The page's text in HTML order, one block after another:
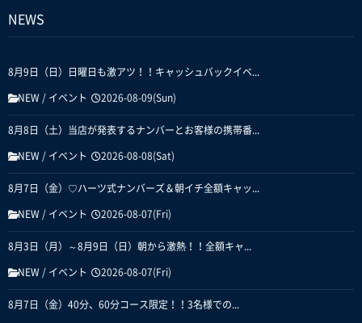
NEWS
8月9日（日）日曜日も激アツ！！キャッシュバックイベ...
NEW / イベント 2026-08-09(Sun)
8月8日（土）当店が発表するナンバーとお客様の携帯番...
NEW / イベント 2026-08-08(Sat)
8月7日（金）♡ハーツ式ナンバーズ＆朝イチ全額キャッ...
NEW / イベント 2026-08-07(Fri)
8月3日（月）～8月9日（日）朝から激熱！！全額キャ...
NEW / イベント 2026-08-07(Fri)
8月7日（金）40分、60分コース限定！！3名様での...